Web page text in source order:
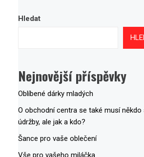
Hledat
Nejnovější příspěvky
Oblíbené dárky mladých
O obchodní centra se také musí
údržby, ale jak a kdo?
Šance pro vaše oblečení